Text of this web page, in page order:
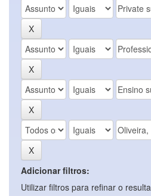
Adicionar filtros:
Utilizar filtros para refinar o